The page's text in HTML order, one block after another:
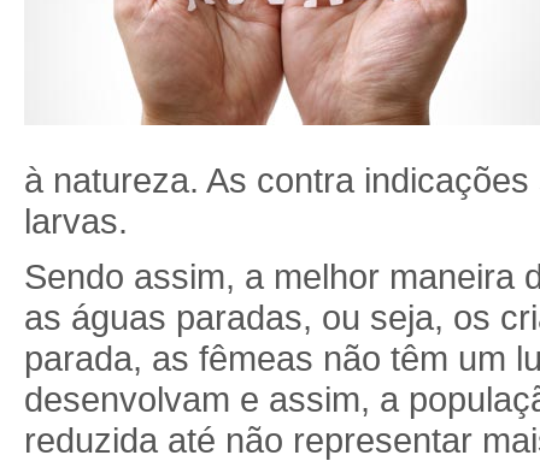
à natureza. As contra
larvas.
Sendo assim, a melhor maneira
as águas paradas, ou seja, os
parada, as fêmeas não têm um
desenvolvam e assim, a
reduzida até não representar